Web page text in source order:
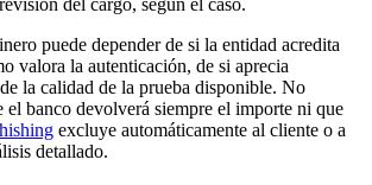
del cargo, según el caso.
puede depender de si la entidad acredita
valora la autenticación, de si aprecia
la calidad de la prueba disponible. No
el banco devolverá siempre el importe ni que
excluye automáticamente al cliente o a
detallado.